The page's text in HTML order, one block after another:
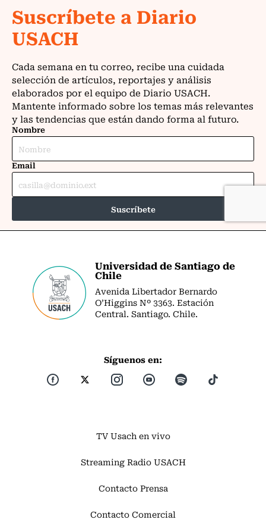
Universidad de Santiago de
Chile
Avenida Libertador Bernardo
O’Higgins Nº 3363. Estación
Central. Santiago. Chile.
Síguenos en:
TV Usach en vivo
Streaming Radio USACH
Contacto Prensa
Contacto Comercial